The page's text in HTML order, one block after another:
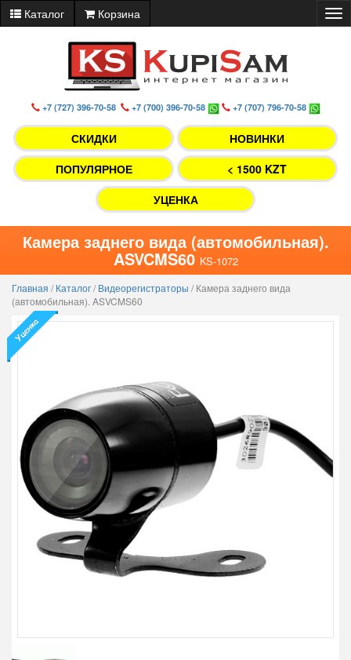
Каталог Корзина
+7 (727) 396-70-58 +7 (700) 396-70-58 +7 (707) 796-70-58
СКИДКИ
НОВИНКИ
ПОПУЛЯРНОЕ
< 1500 KZT
УЦЕНКА
Камера заднего вида (автомобильная).
ASVCMS60 KS-1072
Главная /Каталог/Видеорегистраторы /Камера заднего вида
(автомобильная). ASVCMS60